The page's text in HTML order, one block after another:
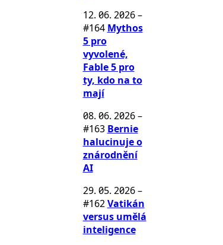
12. 06. 2026–
#164 Mythos
5 pro
vyvolené,
Fable 5 pro
ty, kdo na to
mají
08. 06. 2026–
#163 Bernie
halucinuje o
znárodnění
AI
29. 05. 2026–
#162 Vatikán
versus umělá
inteligence